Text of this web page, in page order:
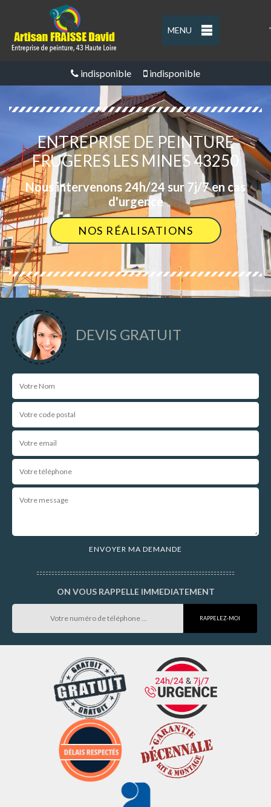
MENU '
indisponible indisponible
ENTREPRISE DE PEINTURE
FRUGERES LES MINES 43250
Nous intervenons 24h/24 sur 7j/7 en cas
d'urgence
NOS RÉALISATIONS
DEVIS GRATUIT
ON VOUS RAPPELLE IMMEDIATEMENT